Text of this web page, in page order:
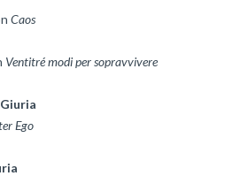
Caos
Ventitré modi per sopravvivere
Ego